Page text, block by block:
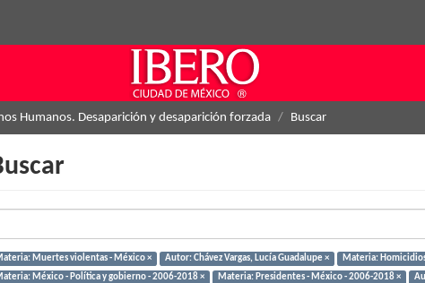
Humanos. Desaparición y desaparición forzada Buscar
Muertes violentas - México × Autor: Chávez Vargas, Lucía Guadalupe ×
Materia:
México - Política y gobierno - 2006-2018 ×
Materia: Presidentes - México - 2006-2018 ×